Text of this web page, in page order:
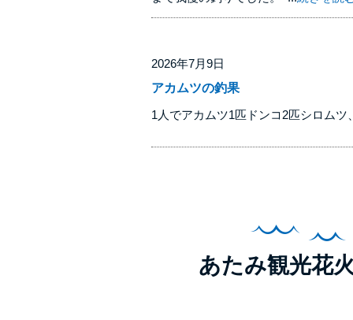
2026年7月9日
アカムツの釣果
1人でアカムツ1匹ドンコ2匹シロム
あたみ観光花